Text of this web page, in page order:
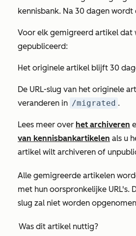
kennisbank. Na 30 dagen
Voor elk gemigreerd artikel dat
gepubliceerd:
Het originele artikel blijft 30
De URL-slug van het originele
veranderen in /migrated .
Lees meer over het archiveren
van kennisbankartikelen als u
artikel wilt archiveren of
Alle gemigreerde artikelen
met hun oorspronkelijke URL's.
slug zal niet worden
Was dit artikel nuttig?